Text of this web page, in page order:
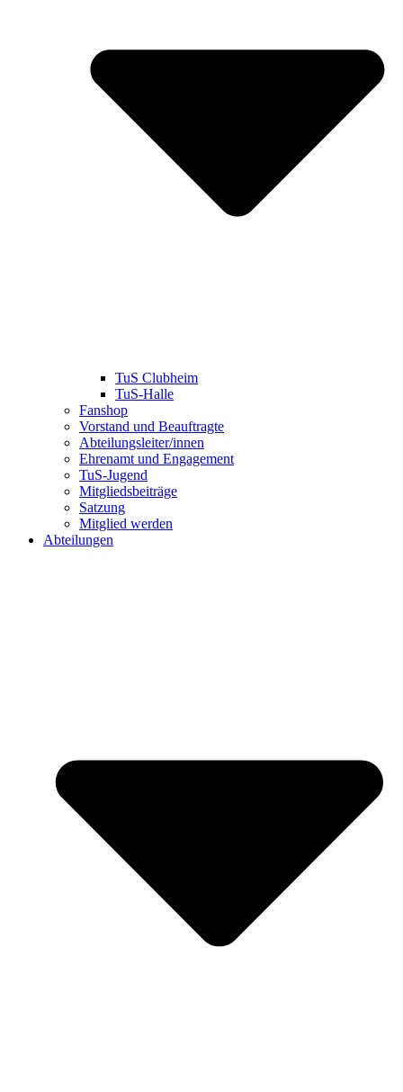
TuS Clubheim
TuS-Halle
Fanshop
Vorstand und Beauftragte
Abteilungsleiter/innen
Ehrenamt und Engagement
TuS-Jugend
Mitgliedsbeiträge
Satzung
Mitglied werden
Abteilungen